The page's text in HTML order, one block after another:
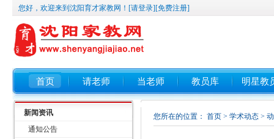
您好，欢迎来到沈阳育才家教网！ [请登录][免费注册]
首页 请老师 当老师 教员库 明星教
新闻资讯
通知公告
您所在的位置： 首页 > 学术动态 >